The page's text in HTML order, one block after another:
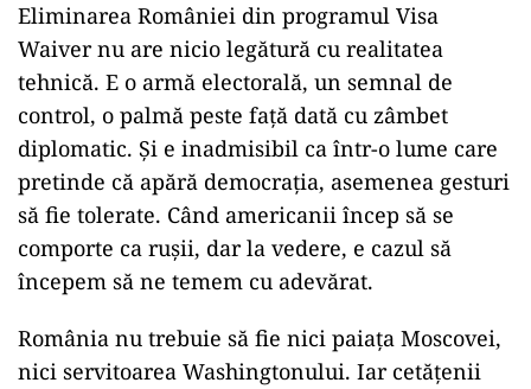
Eliminarea României din programul Visa
Waiver nu are nicio legătură cu realitatea
tehnică. E o armă electorală, un semnal de
control, o palmă peste față dată cu zâmbet
diplomatic. Și e inadmisibil ca într-o lume care
pretinde că apără democrația, asemenea gesturi
să fie tolerate. Când americanii încep să se
comporte ca rușii, dar la vedere, e cazul să
începem să ne temem cu adevărat.
România nu trebuie să fie nici paiața Moscovei,
nici servitoarea Washingtonului. Iar cetățenii